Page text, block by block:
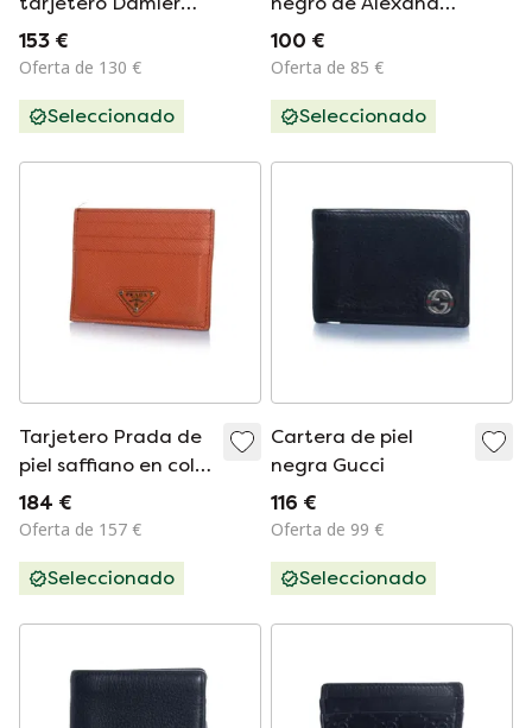
grafito
153 €
Oferta de 130 €
Seleccionado
McQueen
100 €
Oferta de 85 €
Seleccionado
Tarjetero Prada de
piel saffiano en color
naranja.
184 €
Oferta de 157 €
Seleccionado
Cartera de piel
negra Gucci
116 €
Oferta de 99 €
Seleccionado